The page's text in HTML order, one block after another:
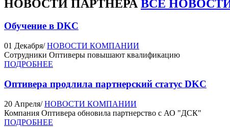
НОВОСТИ ПАРТНЁРА ВСЕ
Обучение в DKC
01 Декабря/ НОВОСТИ КОМПАНИИ
Сотрудники Оптиверы повышают квалификацию
ПОДРОБНЕЕ
Оптивера продлила партнерский статус DKC
20 Апреля/ НОВОСТИ КОМПАНИИ
Компания Оптивера обновила партнерство с АО "ДСК"
ПОДРОБНЕЕ